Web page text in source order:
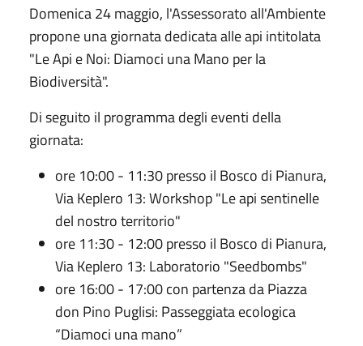
Domenica 24 maggio, l'Assessorato all'Ambiente
propone una giornata dedicata alle api intitolata
"Le Api e Noi: Diamoci una Mano per la
Biodiversità".
Di seguito il programma degli eventi della
giornata:
ore 10:00 - 11:30 presso il Bosco di Pianura,
Via Keplero 13: Workshop "Le api sentinelle
del nostro territorio"
ore 11:30 - 12:00 presso il Bosco di Pianura,
Via Keplero 13: Laboratorio "Seedbombs"
ore 16:00 - 17:00 con partenza da Piazza
don Pino Puglisi: Passeggiata ecologica
“Diamoci una mano”